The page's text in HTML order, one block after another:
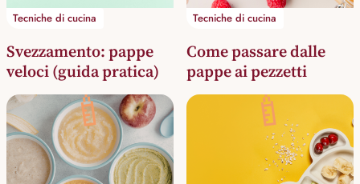
Tecniche di cucina
Svezzamento: pappe
veloci (guida pratica)
Tecniche di cucina
Come passare dalle
pappe ai pezzetti
🍼 🍼